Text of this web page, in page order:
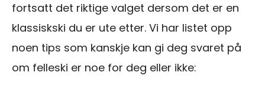
fortsatt det riktige valget dersom det er en
klassiskski du er ute etter. Vi har listet opp
noen tips som kanskje kan gi deg svaret på
om felleski er noe for deg eller ikke: